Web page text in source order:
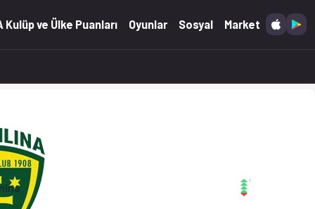
Kulüp ve Ülke Puanları Oyunlar Sosyal Market